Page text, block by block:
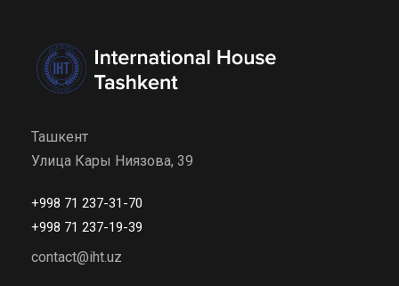
Ташкент
Улица Кары Ниязова, 39
+998 71 237-31-70
+998 71 237-19-39
contact@iht.uz